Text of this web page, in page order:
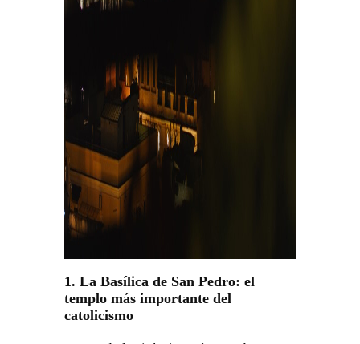
1. La Basílica de San Pedro: el
templo más importante del
catolicismo